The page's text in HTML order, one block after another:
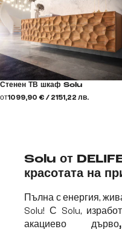
Стенен ТВ шкаф Solu
от1099,90 € / 2151,22 лв.
Solu от
красотата на
Пълна с енергия,
Solu! С Solu,
акациево дърво